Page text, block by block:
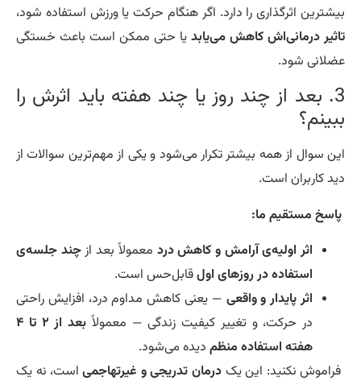
اثرگذاری را دارد. اگر هنگام حرکت یا ورزش استفاده شود،
درمانی‌اش کاهش می‌یابدیا حتی ممکن است باعث خستگی
شود.
3. بعد از چند روز یا چند هفته باید اثرش را
سوال از همه بیشتر تکرار می‌شود و یکی از مهم‌ترین سوالات از
کاربران است.
مستقیم ما:
اثر اولیه‌ی آرامش و کاهش دردمعمولاً بعد ازچند جلسه‌ی
استفاده در روزهای اولقابل‌حس است.
اثر پایدار و واقعی— یعنی کاهش مداوم درد، افزایش راحتی
در حرکت، و تغییر کیفیت زندگی — معمولاً
بعد از ۲ تا ۴
هفته استفاده منظمدیده می‌شود.
نکنید: این یکدرمان تدریجی و غیرتهاجمیاست، نه یک